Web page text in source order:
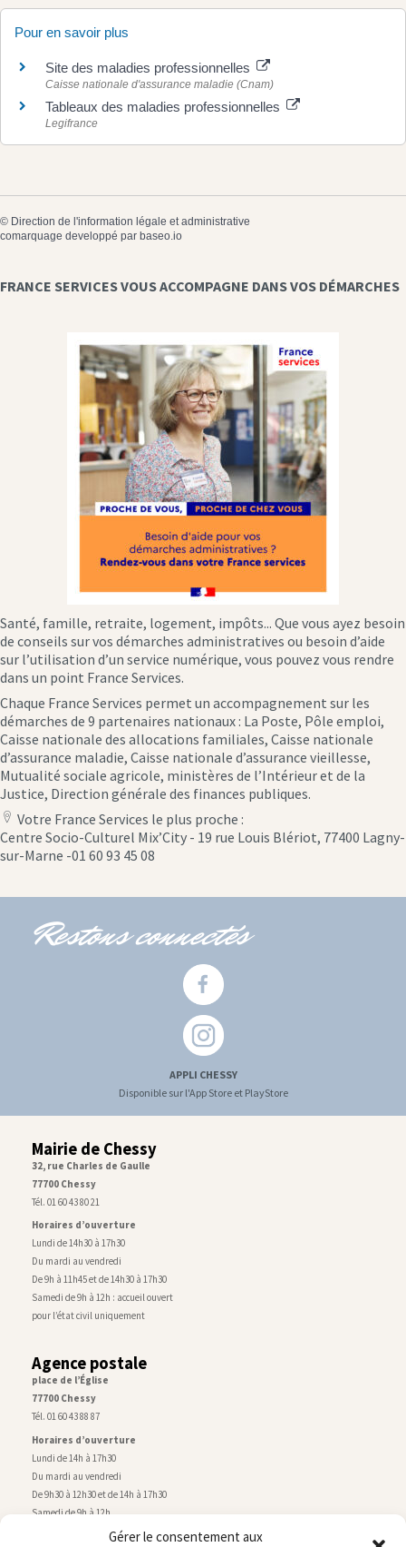
Gérer le consentement aux
Pour en savoir plus
Site des maladies professionnelles
Caisse nationale d'assurance maladie (Cnam)
Tableaux des maladies professionnelles
Legifrance
© Direction de l'information légale et administrative
comarquage developpé par baseo.io
FRANCE SERVICES VOUS ACCOMPAGNE DANS VOS DÉMARCHES
Santé, famille, retraite, logement, impôts... Que vous ayez besoin
de conseils sur vos démarches administratives ou besoin d’aide
sur l’utilisation d’un service numérique, vous pouvez vous rendre
dans un point France Services.
Chaque France Services permet un accompagnement sur les
démarches de 9 partenaires nationaux : La Poste, Pôle emploi,
Caisse nationale des allocations familiales, Caisse nationale
d’assurance maladie, Caisse nationale d’assurance vieillesse,
Mutualité sociale agricole, ministères de l’Intérieur et de la
Justice, Direction générale des finances publiques.
location
icon
Votre France Services le plus proche :
Centre Socio-Culturel Mix’City - 19 rue Louis Blériot, 77400 Lagny-
sur-Marne -01 60 93 45 08
Restons connectés
APPLI CHESSY
Disponible sur l'App Store et PlayStore
Mairie de Chessy
32, rue Charles de Gaulle
77700 Chessy
Tél. 01 60 43 80 21
Horaires d’ouverture
Lundi de 14h30 à 17h30
Du mardi au vendredi
De 9h à 11h45 et de 14h30 à 17h30
Samedi de 9h à 12h : accueil ouvert
pour l’état civil uniquement
Agence postale
place de l’Église
77700 Chessy
Tél. 01 60 43 88 87
Horaires d’ouverture
Lundi de 14h à 17h30
Du mardi au vendredi
De 9h30 à 12h30 et de 14h à 17h30
Samedi de 9h à 12h